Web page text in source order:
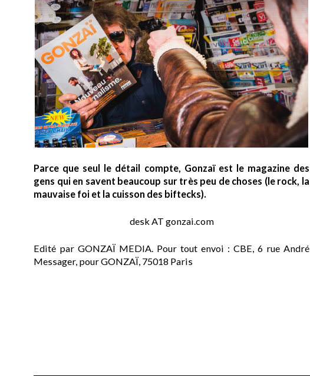
Parce que seul le détail compte, Gonzaï est le magazine des
gens qui en savent beaucoup sur très peu de choses (le rock, la
mauvaise foi et la cuisson des biftecks).
desk AT gonzai.com
Edité par GONZAÏ MEDIA. Pour tout envoi : CBE, 6 rue André
Messager, pour GONZAÏ, 75018 Paris